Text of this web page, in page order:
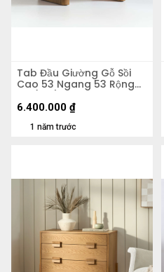
Tab Đầu Giường Gỗ Sồi
Cao 53 Ngang 53 Rộng
40 (cm)
1 năm trước
6.400.000 ₫